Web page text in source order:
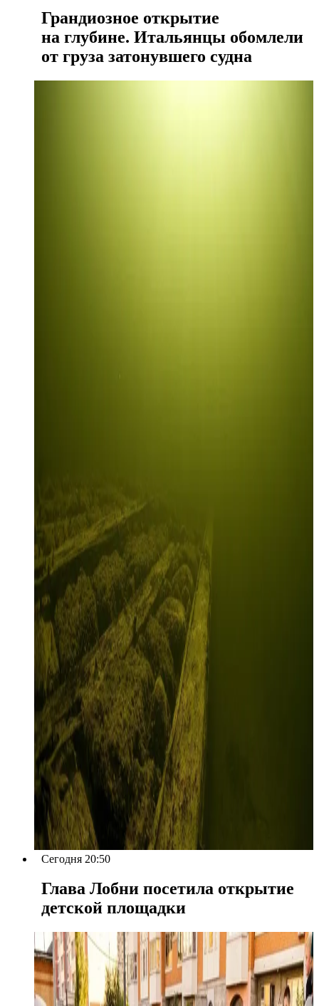
Грандиозное открытие
на глубине. Итальянцы обомлели
от груза затонувшего судна
Сегодня 20:50
Глава Лобни посетила открытие
детской площадки